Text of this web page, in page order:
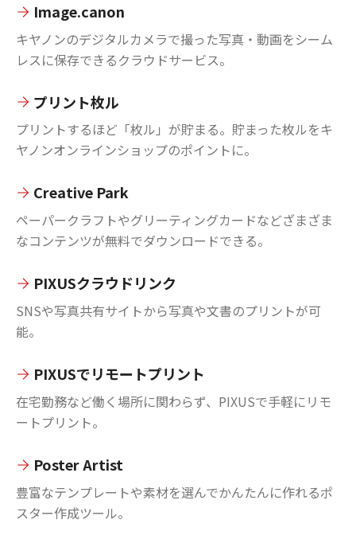
Image.canon
キヤノンのデジタルカメラで撮った写真・動画をシーム
レスに保存できるクラウドサービス。
プリント枚ル
プリントするほど「枚ル」が貯まる。貯まった枚ルをキ
ヤノンオンラインショップのポイントに。
Creative Park
ペーパークラフトやグリーティングカードなどざまざま
なコンテンツが無料でダウンロードできる。
PIXUSクラウドリンク
SNSや写真共有サイトから写真や文書のプリントが可
能。
PIXUSでリモートプリント
在宅勤務など働く場所に関わらず、PIXUSで手軽にリモ
ートプリント。
Poster Artist
豊富なテンプレートや素材を選んでかんたんに作れるポ
スター作成ツール。